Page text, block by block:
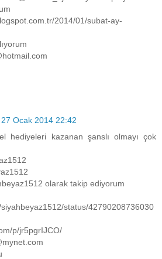
2014/01/subat-ay-
27 Ocak 2014 22:42
hediyeleri kazanan şanslı olmayı çok
olarak takip ediyorum
status/42790208736030
p/jr5pgrIJCO/